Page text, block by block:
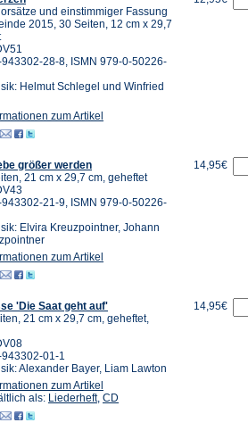
und einstimmiger Fassung
2015, 30 Seiten, 12 cm x 29,7
28-8, ISMN 979-0-50226-
Helmut Schlegel und Winfried
zum Artikel
größer werden
21 cm x 29,7 cm, geheftet
21-9, ISMN 979-0-50226-
Elvira Kreuzpointner, Johann
zum Artikel
14,95€
'Die Saat geht auf'
21 cm x 29,7 cm, geheftet,
01-1
Alexander Bayer, Liam Lawton
zum Artikel
als: Liederheft, CD
14,95€